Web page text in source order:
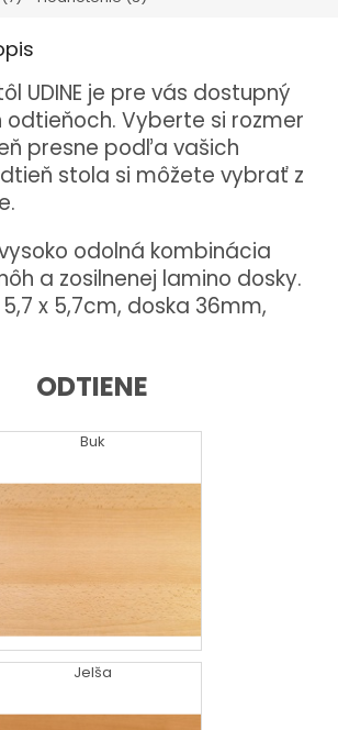
UDINE je pre vás dostupný
odtieňoch. Vyberte si rozmer
presne podľa vašich
stola si môžete vybrať z
odolná kombinácia
a zosilnenej lamino dosky.
x 5,7cm, doska 36mm,
ODTIENE
Buk
Jelša